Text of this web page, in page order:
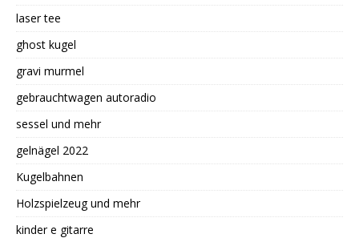
laser tee
ghost kugel
gravi murmel
gebrauchtwagen autoradio
sessel und mehr
gelnägel 2022
Kugelbahnen
Holzspielzeug und mehr
kinder e gitarre